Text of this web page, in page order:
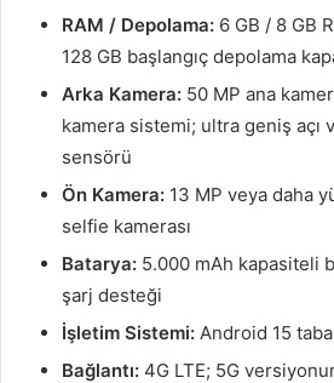
RAM / Depolama: 6 GB / 8 GB
128 GB başlangıç depolama
Arka Kamera: 50 MP ana
kamera sistemi; ultra geniş açı
sensörü
Ön Kamera: 13 MP veya daha
selfie kamerası
Batarya: 5.000 mAh kapasiteli
şarj desteği
İşletim Sistemi: Android 15
Bağlantı: 4G LTE; 5G